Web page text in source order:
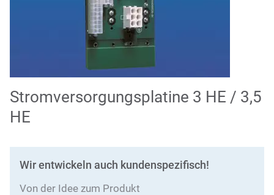
Stromversorgungsplatine 3 HE / 3,5
HE
Wir entwickeln auch kundenspezifisch!
Von der Idee zum Produkt